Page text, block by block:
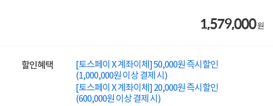
1,579,000원
할인혜택
[토스페이 X 계좌이체] 50,000원 즉시할인
(1,000,000원 이상 결제 시)
[토스페이 X 계좌이체] 20,000원 즉시할인
(600,000원 이상 결제 시)